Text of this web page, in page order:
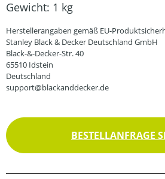
Gewicht: 1 kg
Herstellerangaben gemäß EU-
Stanley Black & Decker Deutschland GmbH
Black-&-Decker-Str. 40
65510 Idstein
Deutschland
support@blackanddecker.de
BESTELLANFRAGE